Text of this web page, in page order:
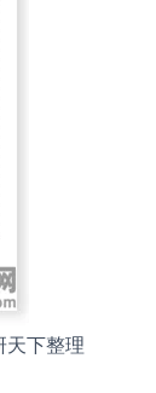
天下整理